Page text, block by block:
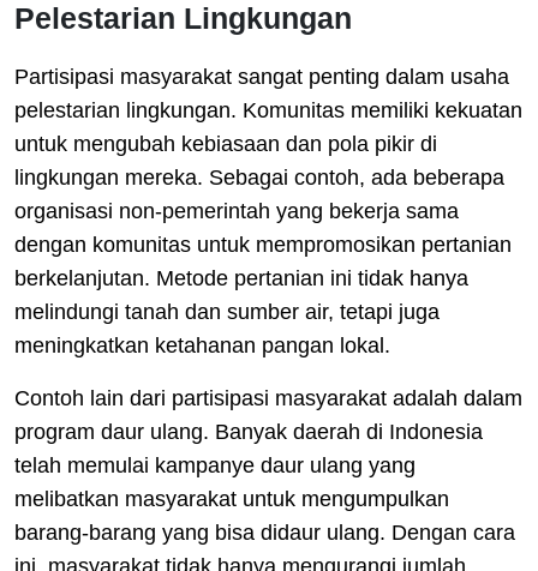
Pelestarian Lingkungan
Partisipasi masyarakat sangat penting dalam usaha
pelestarian lingkungan. Komunitas memiliki kekuatan
untuk mengubah kebiasaan dan pola pikir di
lingkungan mereka. Sebagai contoh, ada beberapa
organisasi non-pemerintah yang bekerja sama
dengan komunitas untuk mempromosikan pertanian
berkelanjutan. Metode pertanian ini tidak hanya
melindungi tanah dan sumber air, tetapi juga
meningkatkan ketahanan pangan lokal.
Contoh lain dari partisipasi masyarakat adalah dalam
program daur ulang. Banyak daerah di Indonesia
telah memulai kampanye daur ulang yang
melibatkan masyarakat untuk mengumpulkan
barang-barang yang bisa didaur ulang. Dengan cara
ini, masyarakat tidak hanya mengurangi jumlah